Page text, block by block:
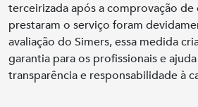
terceirizada após a comprovação
prestaram o serviço foram
avaliação do Simers, essa medida
garantia para os profissionais e
transparência e responsabilidade à